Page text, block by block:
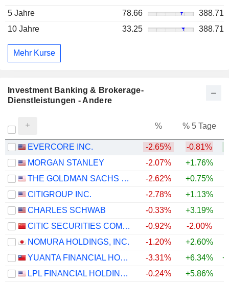
5 Jahre
78.66
388.71
10 Jahre
33.25 388.71
Mehr Kurse
Investment Banking & Brokerage-
Dienstleistungen - Andere
% % 5 Tage
EVERCORE INC. -2.65% -0.81%
MORGAN STANLEY
-2.07% +1.76%
THE GOLDMAN SACHS GROUP, INC.
-2.62% +0.75%
CITIGROUP INC.
-2.78% +1.13%
CHARLES SCHWAB
-0.33% +3.19%
CITIC SECURITIES COMPANY LIMITED
-0.92% -2.00%
NOMURA HOLDINGS, INC.
-1.20% +2.60%
YUANTA FINANCIAL HOLDING CO., LTD.
-3.31% +6.34%
LPL FINANCIAL HOLDINGS INC.
-0.24% +5.86%